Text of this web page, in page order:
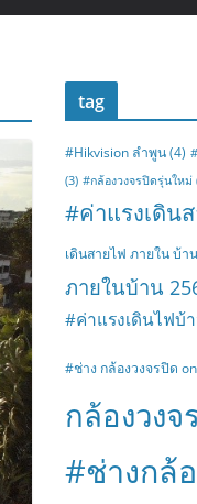
tag
#Hikvision ลำพูน(4)
(3) #กล้องวงจรปิดรุ่นใหม่
#ค่าแรงเดิน
เดินสายไฟ ภายใน บ้าน
ภายในบ้าน
#ค่าแรงเดินไฟบ้
#ช่าง กล้องวงจรปิด
กล้องวงจ
#ช่างกล้